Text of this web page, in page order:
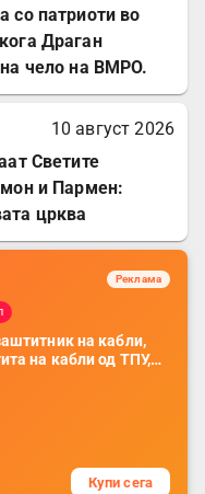
со патриоти во
Драган
на чело на ВМРО.
10 август 2026
Светите
и Пармен:
црква
Реклама
на кабли,
на кабли од ТПУ,
на кабли, без
телефони, комплет
Купи сега